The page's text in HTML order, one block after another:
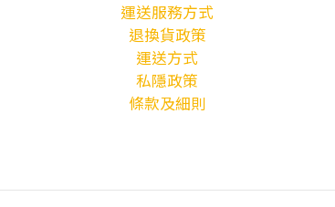
運送服務方式
退換貨政策
運送方式
私隱政策
條款及細則